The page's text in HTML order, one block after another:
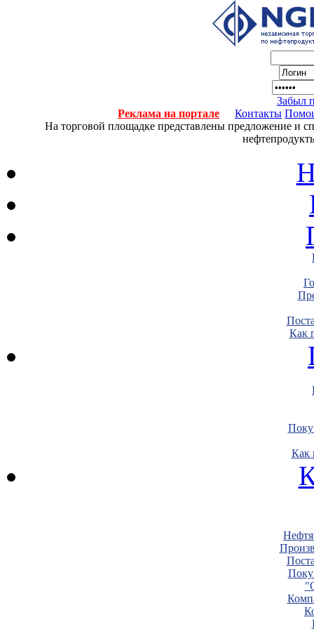
Забыл
Реклама на портале
Контакты
На торговой площадке представлены предложение и
Как
Как